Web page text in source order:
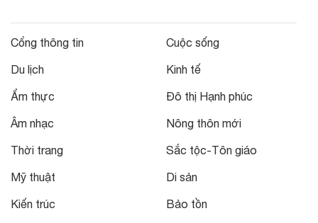
Cổng thông tin
Du lịch
Ẩm thực
Âm nhạc
Thời trang
Mỹ thuật
Kiến trúc
Cuộc sống
Kinh tế
Đô thị Hạnh phúc
Nông thôn mới
Sắc tộc-Tôn giáo
Di sản
Bảo tồn